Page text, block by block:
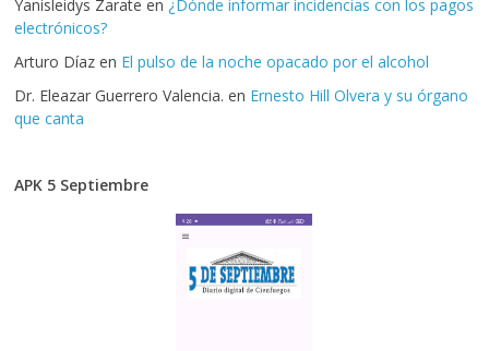
Yanisleidys Zarate en ¿Dónde informar incidencias con los pagos
electrónicos?
Arturo Díaz en El pulso de la noche opacado por el alcohol
Dr. Eleazar Guerrero Valencia. en Ernesto Hill Olvera y su órgano
que canta
APK 5 Septiembre